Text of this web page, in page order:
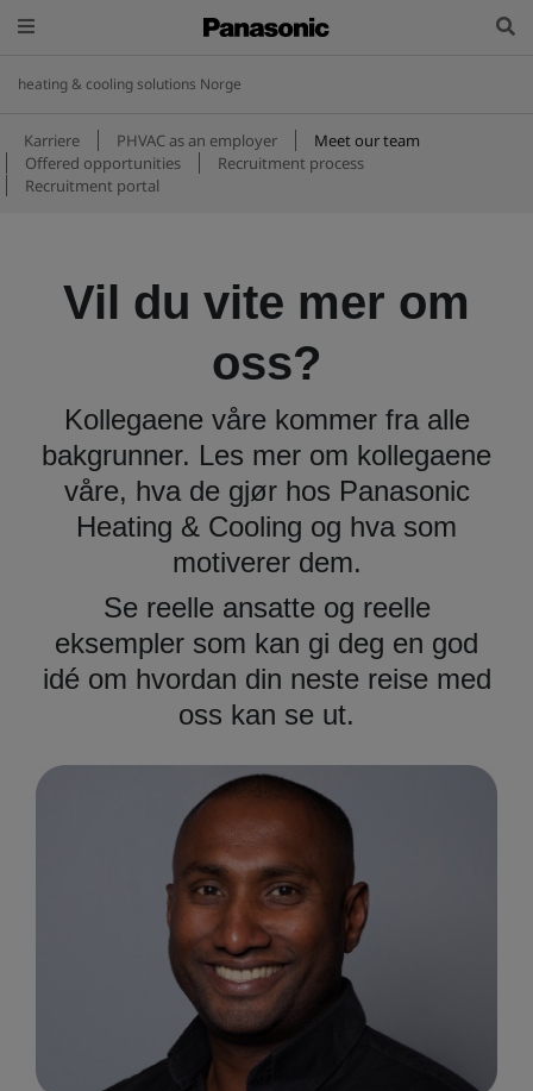
heating & cooling solutions Norge
Karriere PHVAC as an employer
Meet our team
Offered opportunities
Recruitment process
Recruitment portal
Vil du vite mer om
oss?
Kollegaene våre kommer fra alle
bakgrunner. Les mer om kollegaene
våre, hva de gjør hos Panasonic
Heating & Cooling og hva som
motiverer dem.
Se reelle ansatte og reelle
eksempler som kan gi deg en god
idé om hvordan din neste reise med
oss kan se ut.